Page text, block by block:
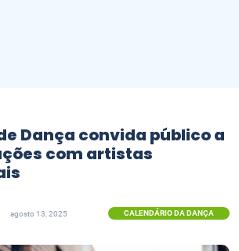
Dança convida público a
com artistas
agosto 13, 2025 CALENDÁRIO DA DANÇA